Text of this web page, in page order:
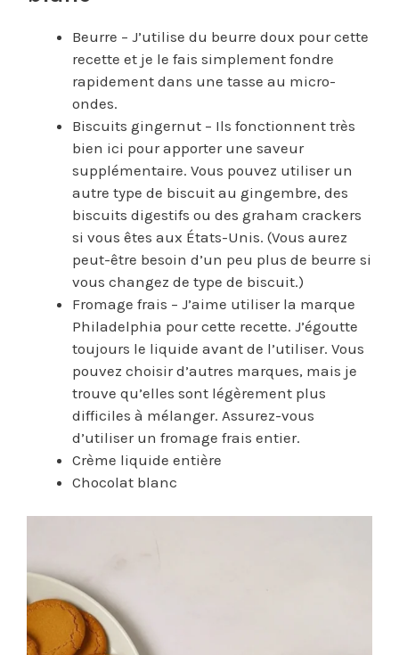
Beurre – J’utilise du beurre doux pour cette
recette et je le fais simplement fondre
rapidement dans une tasse au micro-
ondes.
Biscuits gingernut – Ils fonctionnent très
bien ici pour apporter une saveur
supplémentaire. Vous pouvez utiliser un
autre type de biscuit au gingembre, des
biscuits digestifs ou des graham crackers
si vous êtes aux États-Unis. (Vous aurez
peut-être besoin d’un peu plus de beurre si
vous changez de type de biscuit.)
Fromage frais – J’aime utiliser la marque
Philadelphia pour cette recette. J’égoutte
toujours le liquide avant de l’utiliser. Vous
pouvez choisir d’autres marques, mais je
trouve qu’elles sont légèrement plus
difficiles à mélanger. Assurez-vous
d’utiliser un fromage frais entier.
Crème liquide entière
Chocolat blanc